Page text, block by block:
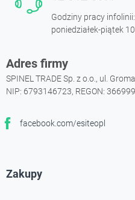
Godziny pracy infolinii:
poniedziałek-piątek
Adres firmy
SPINEL TRADE Sp. z o.o., ul.
NIP: 6793146723, REGON:
facebook.com/esiteopl
Facebook
Zakupy